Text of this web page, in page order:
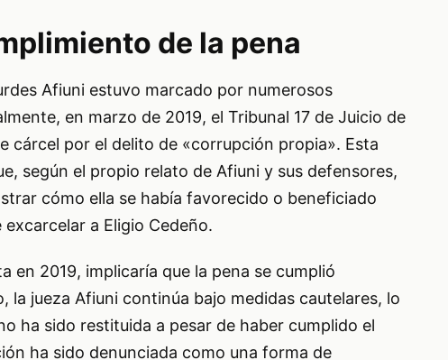
de la pena
Afiuni estuvo marcado por numerosos
en marzo de 2019, el Tribunal 17 de Juicio de
cárcel por el delito de «corrupción propia». Esta
según el propio relato de Afiuni y sus defensores,
cómo ella se había favorecido o beneficiado
a Eligio Cedeño.
en 2019, implicaría que la pena se cumplió
la jueza Afiuni continúa bajo medidas cautelares, lo
ha sido restituida a pesar de haber cumplido el
ha sido denunciada como una forma de